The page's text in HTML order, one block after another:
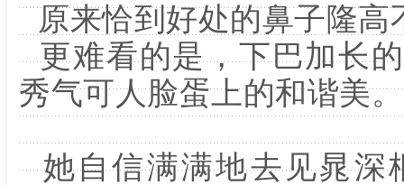
原来恰到好处的鼻子隆高
更难看的是，下巴加长
秀气可人脸蛋上的和谐美。
她自信满满地去见晁深